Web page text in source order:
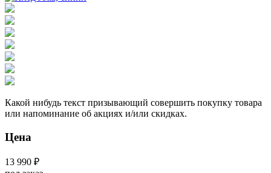
Какой нибудь текст призывающий совершить покупку товара
или напоминание об акциях и/или скидках.
Цена
13 990 ₽